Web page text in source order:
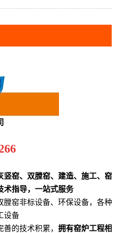
竖窑、双膛窑、建造、施工、窑
术指导，一站式服务
膛窑非标设备、环保设备，各种
设备
善的技术积累，拥有窑炉工程相